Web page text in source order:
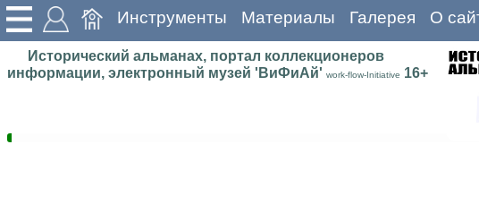
Инструменты Материалы Галерея О
Исторический альманах, портал коллекционеров
информации, электронный музей 'ВиФиАй' work-flow-Initiative 16+